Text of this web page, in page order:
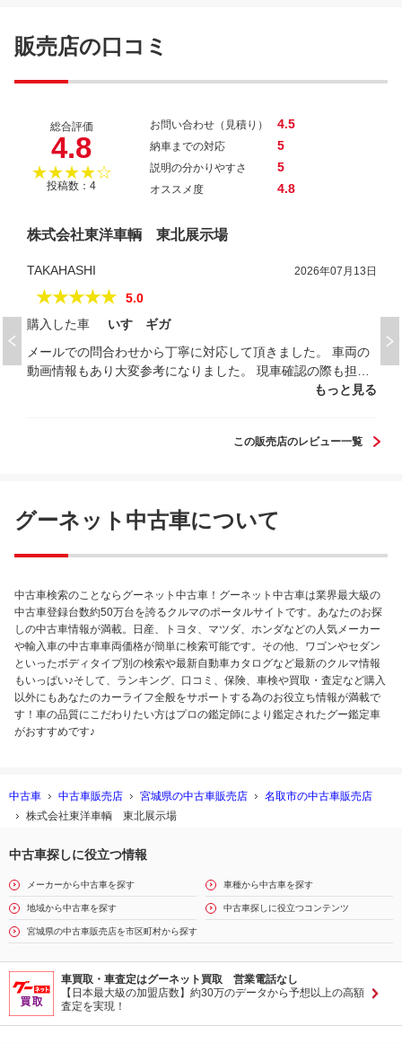
販売店の口コミ
総合評価
4.8
★★★★☆
投稿数：4
お問い合わせ（見積り） 4.5
納車までの対応 5
説明の分かりやすさ 5
オススメ度 4.8
株式会社東洋車輌 東北展示場
TAKAHASHI 2026年07月13日
★★★★★
5.0
購入した車
いすゞギガ
メールでの問合わせから丁寧に対応して頂きました。 車両の
動画情報もあり大変参考になりました。 現車確認の際も担当
の方から丁寧に対応して頂き、 展示場も広く整備された所
もっと見る
この販売店のレビュー一覧
グーネット中古車について
中古車検索のことならグーネット中古車！グーネット中古車は業界最大級の
中古車登録台数約50万台を誇るクルマのポータルサイトです。あなたのお探
しの中古車情報が満載。日産、トヨタ、マツダ、ホンダなどの人気メーカー
や輸入車の中古車車両価格が簡単に検索可能です。その他、ワゴンやセダン
といったボディタイプ別の検索や最新自動車カタログなど最新のクルマ情報
もいっぱい♪そして、ランキング、口コミ、保険、車検や買取・査定など購入
以外にもあなたのカーライフ全般をサポートする為のお役立ち情報が満載で
す！車の品質にこだわりたい方はプロの鑑定師により鑑定されたグー鑑定車
がおすすめです♪
中古車 中古車販売店 宮城県の中古車販売店
名取市の中古車販売店
株式会社東洋車輌 東北展示場
中古車探しに役立つ情報
メーカーから中古車を探す 車種から中古車を探す
地域から中古車を探す 中古車探しに役立つコンテンツ
宮城県の中古車販売店を市区町村から探す
車買取・車査定はグーネット買取 営業電話なし
【日本最大級の加盟店数】約30万のデータから予想以上の高額
査定を実現！